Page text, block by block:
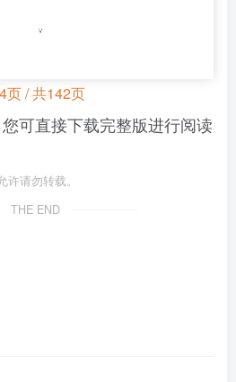
页 / 共142页
可直接下载完整版进行阅读
请勿转载。
THE END